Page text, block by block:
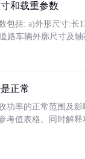
和载重参数
包括: a)外形尺寸:长
路车辆外廓尺寸及
正常
功率的正常范围及
考值表格。同时解